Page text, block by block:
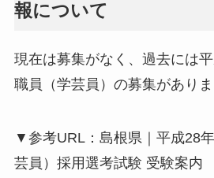
報について
現在は募集がなく、過去には
職員（学芸員）の募集がありま
▼参考URL：島根県｜平成28
芸員）採用選考試験 受験案内